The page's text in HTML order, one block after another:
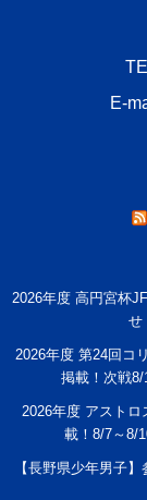
E-
2026年度 高円宮杯
せ
2026年度 第24回コ
掲載！次戦
2026年度 アスト
載！8/7～8/
【長野県少年男子